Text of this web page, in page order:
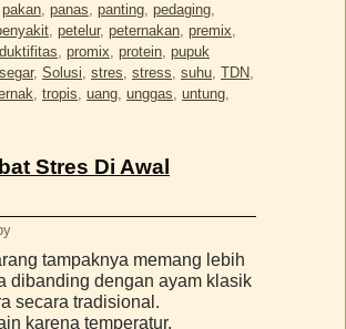
pakan, panas, panting, pedaging,
, petelur, peternakan, premix,
, promix, protein, pupuk
segar, Solusi, stres, stress, suhu, TDN,
, tropis, uang, unggas, untung,
Stres Di Awal
tampaknya memang lebih
dibanding dengan ayam klasik
secara tradisional.
karena temperatur,